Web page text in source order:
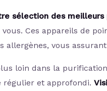
sélection des meilleurs
vous. Ces appareils de
allergènes, vous
loin dans la
régulier et approfondi.